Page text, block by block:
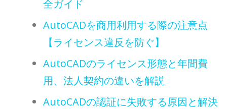
全ガイド
AutoCADを商用利用する際の注意点
【ライセンス違反を防ぐ】
AutoCADのライセンス形態と年間費
用、法人契約の違いを解説
AutoCADの認証に失敗する原因と解決